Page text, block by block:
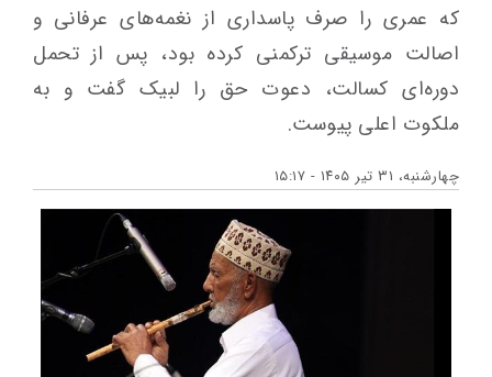
که عمری را صرف پاسداری از نغمه‌های عرفانی و
اصالت موسیقی ترکمنی کرده بود، پس از تحمل
دوره‌ای کسالت، دعوت حق را لبیک گفت و به
ملکوت اعلی پیوست.
چهارشنبه، ۳۱ تیر ۱۴۰۵ - ۱۵:۱۷